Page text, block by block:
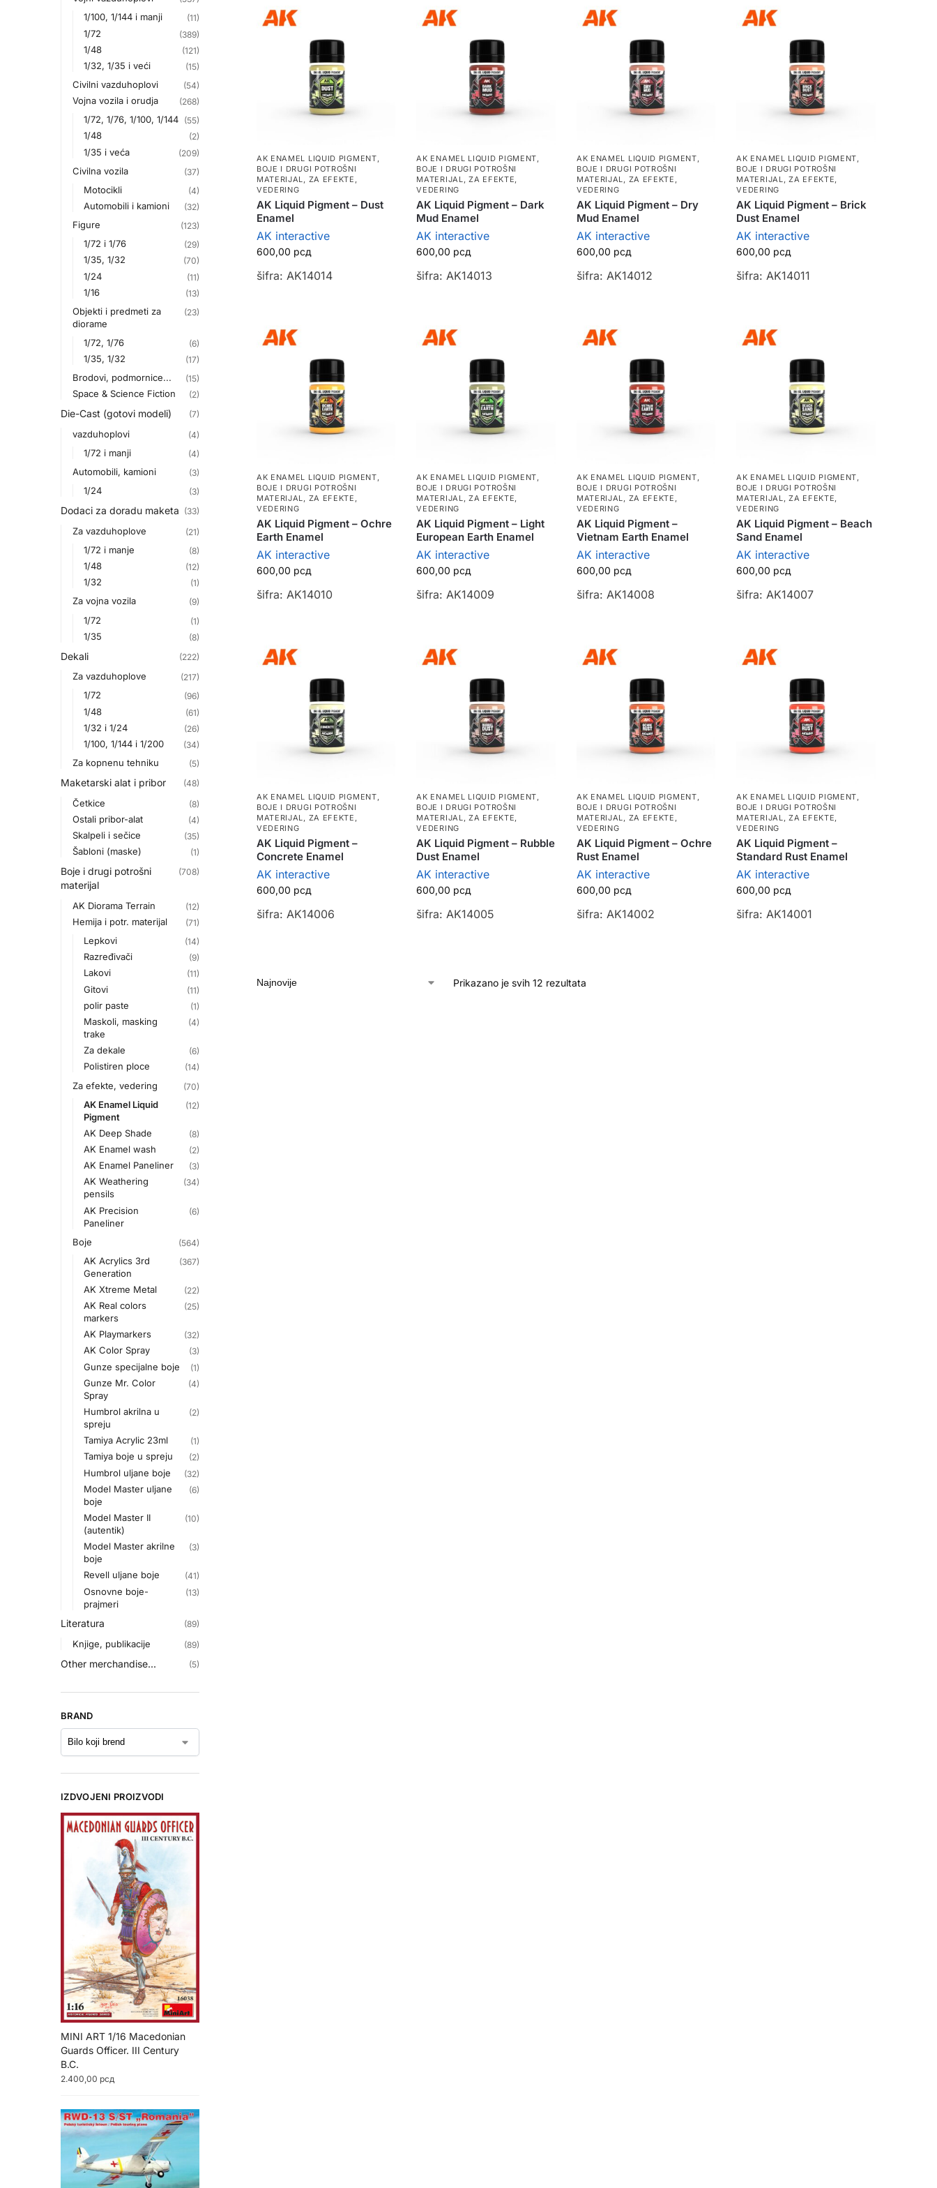
AK ENAMEL LIQUID PIGMENT
BOJE I DRUGI POTROŠNI
MATERIJAL
ZA EFEKTE,
VEDERING
AK Liquid Pigment – Dust
Enamel
AK interactive
600,00 рсд
šifra: AK14014
AK ENAMEL LIQUID PIGMENT
BOJE I DRUGI POTROŠNI
MATERIJAL
,ZA EFEKTE,
VEDERING
AK Liquid Pigment – Dark
Mud Enamel
AK interactive
600,00 рсд
šifra: AK14013
AK ENAMEL LIQUID PIGMENT
BOJE I DRUGI POTROŠNI
MATERIJAL
ZA EFEKTE,
VEDERING
AK Liquid Pigment – Dry
Mud Enamel
AK interactive
600,00 рсд
šifra: AK14012
AK ENAMEL LIQUID PIGMENT
BOJE I DRUGI POTROŠNI
MATERIJAL
,ZA EFEKTE,
VEDERING
AK Liquid Pigment – Brick
Dust Enamel
AK interactive
600,00 рсд
šifra: AK14011
AK ENAMEL LIQUID PIGMENT,
BOJE I DRUGI POTROŠNI
MATERIJAL, ZA EFEKTE,
VEDERING
AK Liquid Pigment – Ochre
Earth Enamel
AK interactive
600,00 рсд
šifra: AK14010
AK ENAMEL LIQUID PIGMENT,
BOJE I DRUGI POTROŠNI
MATERIJAL,ZA EFEKTE,
VEDERING
AK Liquid Pigment – Light
European Earth Enamel
AK interactive
600,00 рсд
šifra: AK14009
AK ENAMEL LIQUID PIGMENT,
BOJE I DRUGI POTROŠNI
MATERIJAL, ZA EFEKTE,
VEDERING
AK Liquid Pigment –
Vietnam Earth Enamel
AK interactive
600,00 рсд
šifra: AK14008
AK ENAMEL LIQUID PIGMENT,
BOJE I DRUGI POTROŠNI
MATERIJAL,ZA EFEKTE,
VEDERING
AK Liquid Pigment – Beach
Sand Enamel
AK interactive
600,00 рсд
šifra: AK14007
AK ENAMEL LIQUID PIGMENT,
BOJE I DRUGI POTROŠNI
MATERIJAL, ZA EFEKTE,
VEDERING
AK Liquid Pigment –
Concrete Enamel
AK interactive
600,00 рсд
šifra: AK14006
AK ENAMEL LIQUID PIGMENT,
BOJE I DRUGI POTROŠNI
MATERIJAL,ZA EFEKTE,
VEDERING
AK Liquid Pigment – Rubble
Dust Enamel
AK interactive
600,00 рсд
šifra: AK14005
AK ENAMEL LIQUID PIGMENT,
BOJE I DRUGI POTROŠNI
MATERIJAL, ZA EFEKTE,
VEDERING
AK Liquid Pigment – Ochre
Rust Enamel
AK interactive
600,00 рсд
šifra: AK14002
AK ENAMEL LIQUID PIGMENT,
BOJE I DRUGI POTROŠNI
MATERIJAL,ZA EFEKTE,
VEDERING
AK Liquid Pigment –
Standard Rust Enamel
AK interactive
600,00 рсд
šifra: AK14001
Prikazano je svih 12 rezultata
1/100, 1/144 i manji (11)
1/72 (389)
1/48 (121)
1/32, 1/35 i veći (15)
Civilni vazduhoplovi (54)
Vojna vozila i orudja (268)
1/72, 1/76, 1/100, 1/144 (55)
1/48 (2)
1/35 i veća (209)
Civilna vozila (37)
Motocikli (4)
Automobili i kamioni (32)
Figure (123)
1/72 i 1/76 (29)
1/35, 1/32 (70)
1/24 (11)
1/16 (13)
Objekti i predmeti za
diorame
(23)
1/72, 1/76 (6)
1/35, 1/32 (17)
Brodovi, podmornice... (15)
Space & Science Fiction (2)
Die-Cast (gotovi modeli) (7)
vazduhoplovi (4)
1/72 i manji (4)
Automobili, kamioni (3)
1/24 (3)
Dodaci za doradu maketa (33)
Za vazduhoplove (21)
1/72 i manje (8)
1/48 (12)
1/32 (1)
Za vojna vozila (9)
1/72 (1)
1/35 (8)
Dekali (222)
Za vazduhoplove (217)
1/72 (96)
1/48 (61)
1/32 i 1/24 (26)
1/100, 1/144 i 1/200 (34)
Za kopnenu tehniku (5)
Maketarski alat i pribor (48)
Četkice (8)
Ostali pribor-alat (4)
Skalpeli i sečice (35)
Šabloni (maske) (1)
Boje i drugi potrošni
materijal
(708)
AK Diorama Terrain (12)
Hemija i potr. materijal (71)
Lepkovi (14)
Razređivači (9)
Lakovi (11)
Gitovi (11)
polir paste (1)
Maskoli, masking
trake
(4)
Za dekale (6)
Polistiren ploce (14)
Za efekte, vedering (70)
AK Enamel Liquid
Pigment
(12)
AK Deep Shade (8)
AK Enamel wash (2)
AK Enamel Paneliner (3)
AK Weathering
pensils
(34)
AK Precision
Paneliner
(6)
Boje (564)
AK Acrylics 3rd
Generation
(367)
AK Xtreme Metal (22)
AK Real colors
markers
(25)
AK Playmarkers (32)
AK Color Spray (3)
Gunze specijalne boje (1)
Gunze Mr. Color
Spray
(4)
Humbrol akrilna u
spreju
(2)
Tamiya Acrylic 23ml (1)
Tamiya boje u spreju (2)
Humbrol uljane boje (32)
Model Master uljane
boje
(6)
Model Master II
(autentik)
(10)
Model Master akrilne
boje
(3)
Revell uljane boje (41)
Osnovne boje-
prajmeri
(13)
Literatura (89)
Knjige, publikacije (89)
Other merchandise... (5)
BRAND
IZDVOJENI PROIZVODI
MINI ART 1/16 Macedonian
Guards Officer. III Century
B.C.
2.400,00 рсд